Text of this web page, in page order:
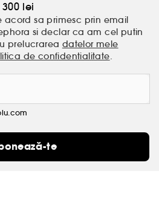
lei
acord sa primesc prin email
si declar ca am cel putin
prelucrarea datelor mele
de confidentialitate.
te